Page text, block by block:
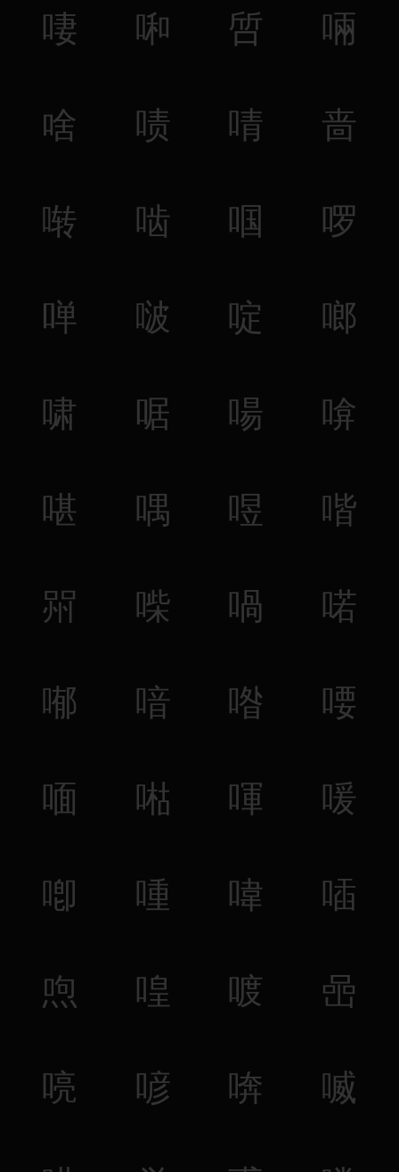
啛 啝 啠 啢
啥 啧 啨 啬
啭 啮 啯 啰
啴 啵 啶 啷
啸 啹 啺 啽
啿 喁 喅 喈
喌 喍 喎 喏
喐 喑 喒 喓
喕 喖 喗 喛
喞 喠 喡 喢
喣 喤 喥 喦
喨 喭 喯 喴